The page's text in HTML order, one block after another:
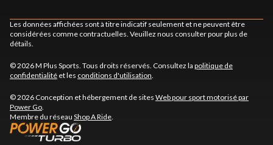
Les données affichées sont à titre indicatif seulement et ne peuvent être
considérées comme contractuelles. Veuillez nous consulter pour plus de
détails.
© 2026 M Plus Sports. Tous droits réservés. Consultez la politique de
confidentialité et les conditions d'utilisation
© 2026 Conception et hébergement de sites Web pour sport motorisé par
Power Go
Membre du réseau Shop A Ride